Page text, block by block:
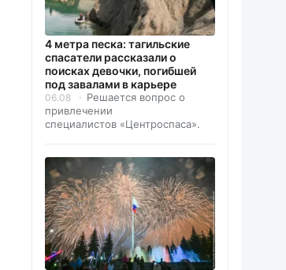
4 метра песка: тагильские
спасатели рассказали о
поисках девочки, погибшей
под завалами в карьере
06.08
Решается вопрос о
привлечении
специалистов «Центроспаса».